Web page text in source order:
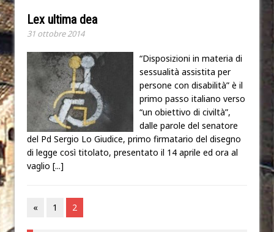
Lex ultima dea
31 ottobre 2014
“Disposizioni in materia di
sessualità assistita per
persone con disabilità” è il
primo passo italiano verso
“un obiettivo di civiltà”,
dalle parole del senatore
del Pd Sergio Lo Giudice, primo firmatario del disegno
di legge così titolato, presentato il 14 aprile ed ora al
vaglio [...]
« 1 2